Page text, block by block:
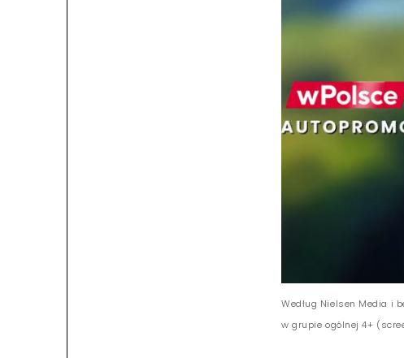
Według Nielsen Media i
w grupie ogólnej 4+